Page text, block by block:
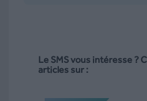
Le SMS vous intéresse ?
articles sur :